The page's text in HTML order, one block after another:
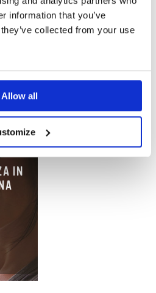
information that you’ve
collected from your use
Allow all
IN